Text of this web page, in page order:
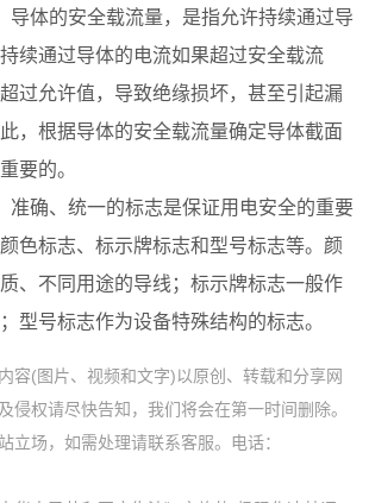
导体的安全载流量，是指允许持续通过导
续通过导体的电流如果超过安全载流
过允许值，导致绝缘损坏，甚至引起漏
，根据导体的安全载流量确定导体截面
要的。
准确、统一的标志是保证用电安全的重要
色标志、标示牌标志和型号标志等。颜
、不同用途的导线；标示牌标志一般作
型号标志作为设备特殊结构的标志。
容(图片、视频和文字)以原创、转载和分享网
侵权请尽快告知，我们将会在第一时间删除。
立场，如需处理请联系客服。电话：